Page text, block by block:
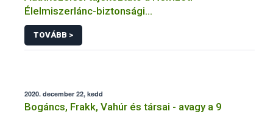
Élelmiszerlánc-biztonsági
Hivatal tevékenységéhez kötődő érintetti jogok
gyakorlásával összefüggő adatkezeléseihez
TOVÁBB >
2020. december 22, kedd
Bogáncs, Frakk, Vahúr és társai - avagy a 9